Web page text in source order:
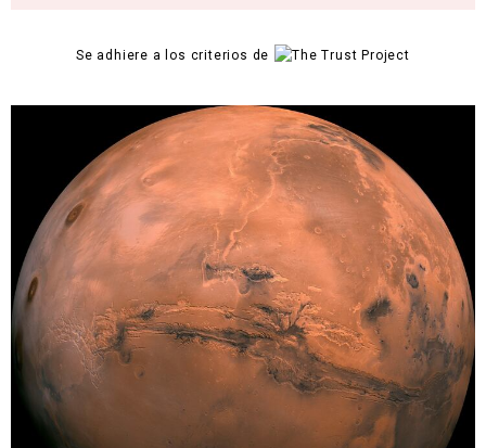
Se adhiere a los criterios de